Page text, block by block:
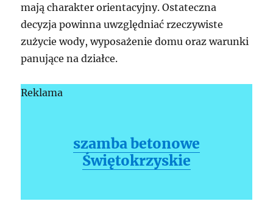
mają charakter orientacyjny. Ostateczna
decyzja powinna uwzględniać rzeczywiste
zużycie wody, wyposażenie domu oraz warunki
panujące na działce.
Reklama
szamba betonowe
Świętokrzyskie